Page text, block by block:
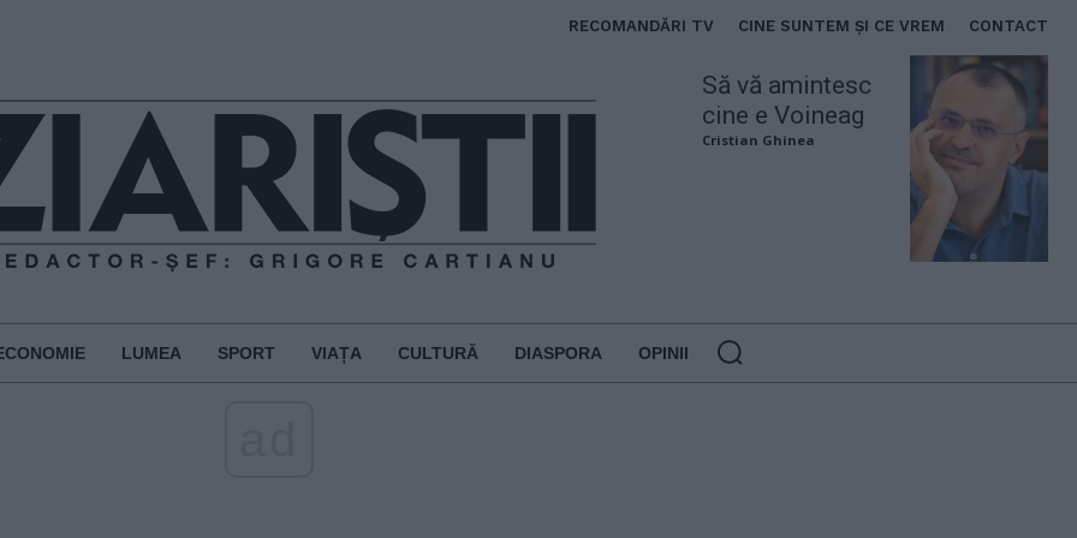
RECOMANDĂRI TV CINE SUNTEM ȘI CE VREM CONTACT
Să vă amintesc
cine e Voineag
Cristian Ghinea
LUMEA SPORT VIAȚA CULTURĂ DIASPORA OPINII